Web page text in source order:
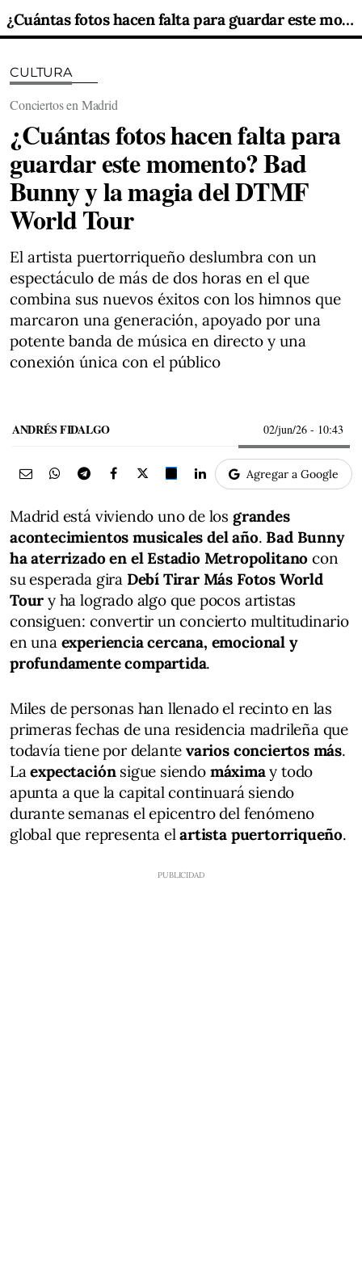
¿Cuántas fotos hacen falta para guardar este momento? Bad Bunny y la magia del DTMF World Tour
CULTURA
Conciertos en Madrid
¿Cuántas fotos hacen falta para
guardar este momento? Bad
Bunny y la magia del DTMF
World Tour
El artista puertorriqueño deslumbra con un
espectáculo de más de dos horas en el que
combina sus nuevos éxitos con los himnos que
marcaron una generación, apoyado por una
potente banda de música en directo y una
conexión única con el público
ANDRÉS FIDALGO 02/jun/26 - 10:43
Agregar a Google
Madrid está viviendo uno de los grandes
acontecimientos musicales del año. Bad Bunny
ha aterrizado en el Estadio Metropolitano con
su esperada giraDebí Tirar Más Fotos World
Tour y ha logrado algo que pocos artistas
consiguen: convertir un concierto multitudinario
en una experiencia cercana, emocional y
profundamente compartida.
Miles de personas han llenado el recinto en las
primeras fechas de una residencia madrileña que
todavía tiene por delante varios conciertos más.
Laexpectaciónsigue siendomáximay todo
apunta a que la capital continuará siendo
durante semanas el epicentro del fenómeno
global que representa elartista puertorriqueño.